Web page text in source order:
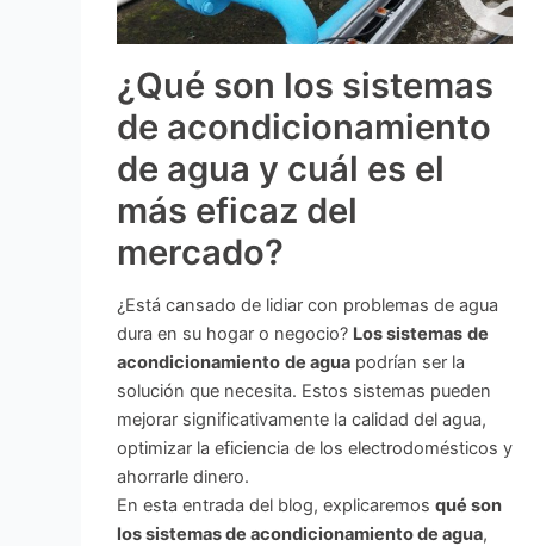
¿Qué son los sistemas
de acondicionamiento
de agua y cuál es el
más eficaz del
mercado?
¿Está cansado de lidiar con problemas de agua
dura en su hogar o negocio? Los sistemas de
acondicionamiento de aguapodrían ser la
solución que necesita. Estos sistemas pueden
mejorar significativamente la calidad del agua,
optimizar la eficiencia de los electrodomésticos y
ahorrarle dinero.
En esta entrada del blog, explicaremos qué son
los sistemas de acondicionamiento de agua,